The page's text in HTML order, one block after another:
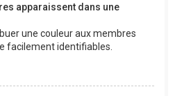
apparaissent dans une
une couleur aux membres
facilement identifiables.